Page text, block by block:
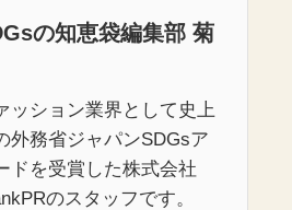
の知恵袋編集部 菊
ッション業界として史上
外務省ジャパンSDGsア
ドを受賞した株式会社
のスタッフです。